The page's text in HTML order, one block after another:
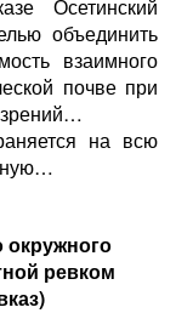
Осетинский
объединить
взаимного
почве при
на всю
ревком